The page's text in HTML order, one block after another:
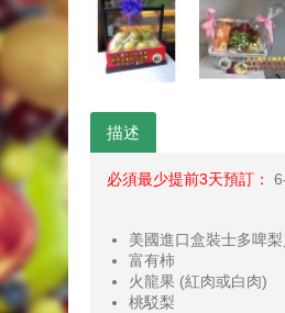
描述
必須最少提前3天預訂：
美國進口盒裝士多啤
富有柿
火龍果 (紅肉或白肉)
桃駁梨